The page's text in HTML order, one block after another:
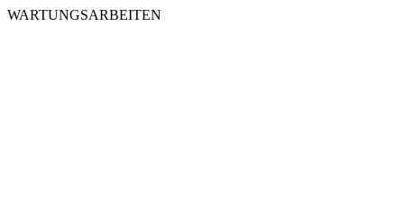
WARTUNGSARBEITEN